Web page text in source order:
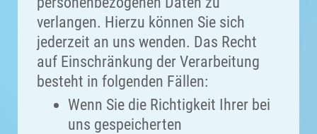
verlangen. Hierzu können Sie sich
jederzeit an uns wenden. Das Recht
auf Einschränkung der Verarbeitung
besteht in folgenden Fällen:
Wenn Sie die Richtigkeit Ihrer bei
uns gespeicherten